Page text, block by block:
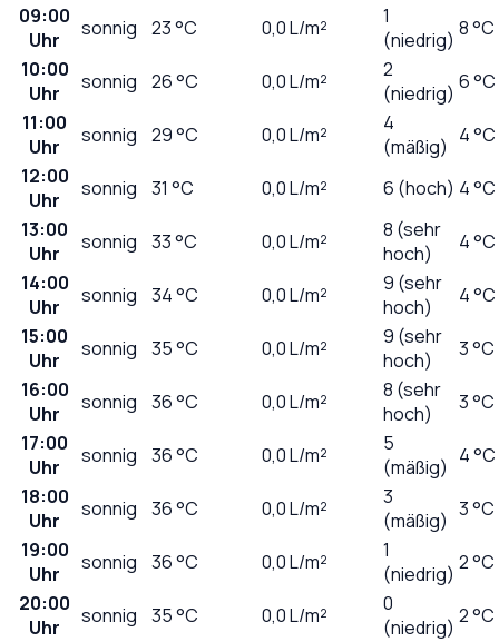
09:00
Uhr
sonnig 23°C 0,0L/m²
1
(niedrig) 8 °C
10:00
Uhr
sonnig 26°C 0,0L/m²
2
(niedrig) 6 °C
11:00
Uhr
sonnig 29°C 0,0L/m²
4
(mäßig) 4 °C
12:00
Uhr
sonnig 31 °C 0,0L/m² 6 (hoch) 4 °C
13:00
Uhr
sonnig 33°C 0,0L/m²
8 (sehr
hoch)
4 °C
14:00
Uhr
sonnig 34°C 0,0L/m²
9 (sehr
hoch)
4 °C
15:00
Uhr
sonnig 35°C 0,0L/m²
9 (sehr
hoch)
3 °C
16:00
Uhr
sonnig 36°C 0,0L/m²
8 (sehr
hoch)
3 °C
17:00
Uhr
sonnig 36°C 0,0L/m²
5
(mäßig) 4 °C
18:00
Uhr
sonnig 36°C 0,0L/m²
3
(mäßig) 3 °C
19:00
Uhr
sonnig 36°C 0,0L/m²
1
(niedrig) 2 °C
20:00
Uhr
sonnig 35°C 0,0L/m²
0
(niedrig) 2 °C